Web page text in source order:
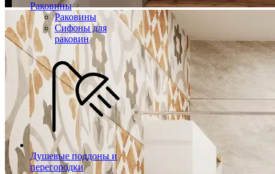
Раковины
Раковины
Сифоны для
раковин
Душевые поддоны и
перегородки